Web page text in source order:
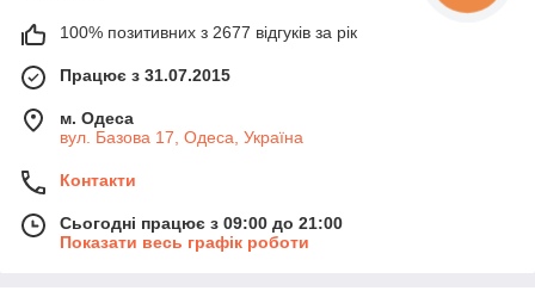
100% позитивних з 2677 відгуків за рік
Працює з 31.07.2015
м. Одеса
вул. Базова 17, Одеса, Україна
Контакти
Сьогодні працює з 09:00 до 21:00
Показати весь графік роботи